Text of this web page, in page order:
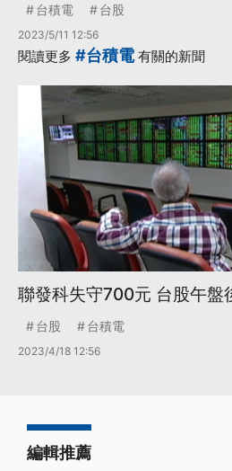
台積電 台股
2023/5/11 12:56
閱讀更多 #台積電有關的新聞
聯發科失守700元 台股午盤
台股 台積電
2023/4/18 12:56
編輯推薦